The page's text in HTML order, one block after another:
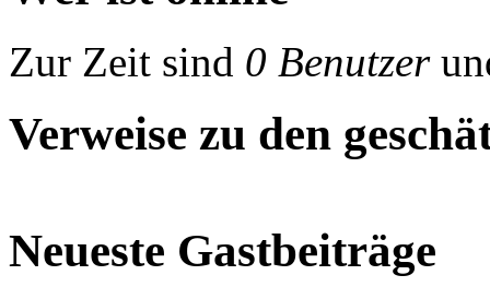
Zur Zeit sind 0 Benutzer
Verweise zu den
Neueste Gastbeiträge